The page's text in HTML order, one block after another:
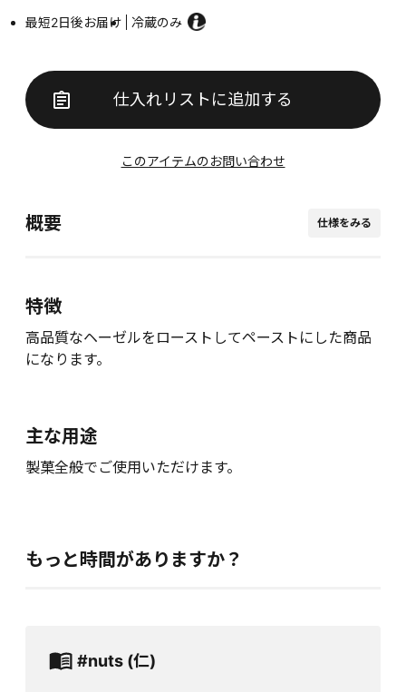
最短2日後お届け 冷蔵のみ
仕入れリストに追加する
このアイテムのお問い合わせ
概要 仕様をみる
特徴
高品質なヘーゼルをローストしてペーストにした商品
になります。
主な用途
製菓全般でご使用いただけます。
もっと時間がありますか？
#nuts (仁)